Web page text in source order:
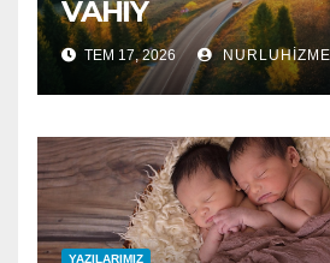
VAHİY
TEM 17, 2026
YAZILARIMIZ